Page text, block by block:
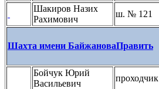
Шакиров Назих
Рахимович
ш. № 121
Шахта имени БайжановаПравить
Бойчук Юрий
Васильевич
проходчик